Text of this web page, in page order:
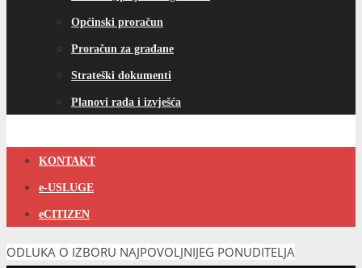
Općinski proračun
Proračun za građane
Strateški dokumenti
Planovi rada i izvješća
KONTAKT
e-USLUGE
eCITIZEN
ODLUKA O IZBORU NAJPOVOLJNIJEG PONUDITELJA